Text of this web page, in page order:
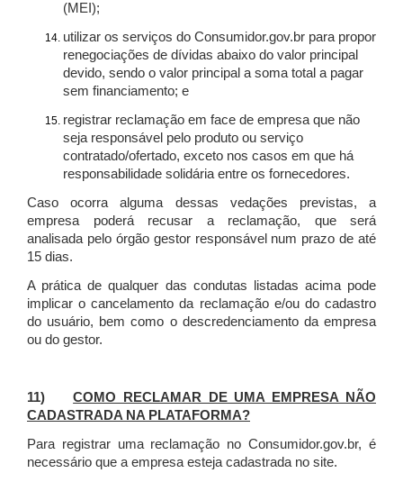
(MEI);
utilizar os serviços do Consumidor.gov.br para propor
renegociações de dívidas abaixo do valor principal
devido, sendo o valor principal a soma total a pagar
sem financiamento; e
registrar reclamação em face de empresa que não
seja responsável pelo produto ou serviço
contratado/ofertado, exceto nos casos em que há
responsabilidade solidária entre os fornecedores.
Caso ocorra alguma dessas vedações previstas, a
empresa poderá recusar a reclamação, que será
analisada pelo órgão gestor responsável num prazo de até
15 dias.
A prática de qualquer das condutas listadas acima pode
implicar o cancelamento da reclamação e/ou do cadastro
do usuário, bem como o descredenciamento da empresa
ou do gestor.
11)COMO RECLAMAR DE UMA EMPRESA NÃO
CADASTRADA NA PLATAFORMA?
Para registrar uma reclamação no Consumidor.gov.br, é
necessário que a empresa esteja cadastrada no site.